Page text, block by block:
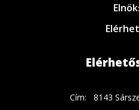
Cím:
8143